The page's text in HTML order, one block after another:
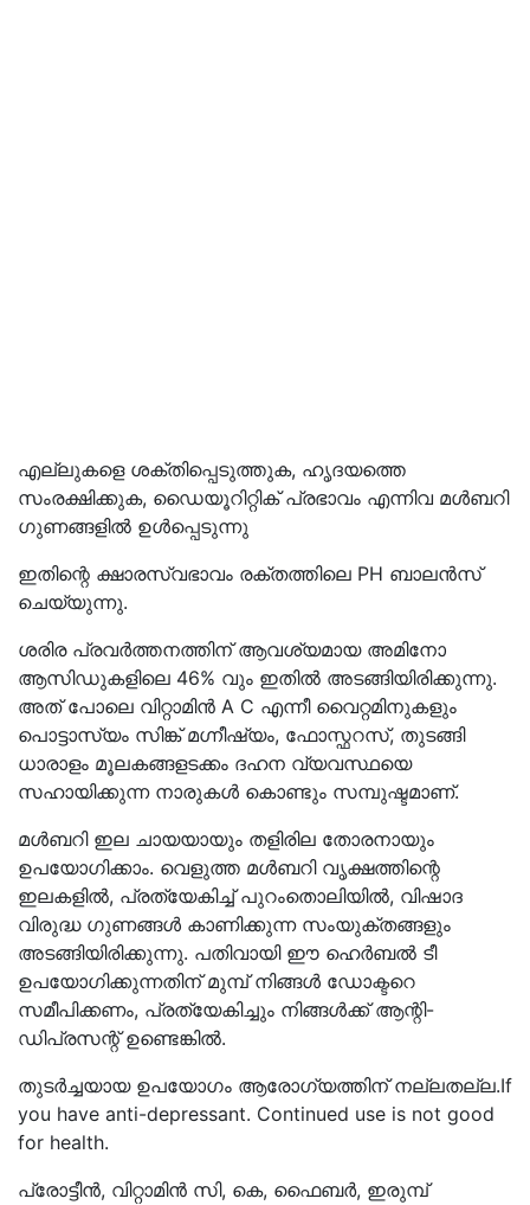
എല്ലുകളെ ശക്തിപ്പെടുത്തുക, ഹൃദയത്തെ
സംരക്ഷിക്കുക, ഡൈയൂറിറ്റിക് പ്രഭാവം എന്നിവ മൾബറി
ഗുണങ്ങളിൽ ഉൾപ്പെടുന്നു
ഇതിന്റെ ക്ഷാരസ്വഭാവം രക്തത്തിലെ PH ബാലൻസ്
ചെയ്യുന്നു.
ശരിര പ്രവർത്തനത്തിന് ആവശ്യമായ അമിനോ
ആസിഡുകളിലെ 46% വും ഇതിൽ അടങ്ങിയിരിക്കുന്നു.
അത് പോലെ വിറ്റാമിൻ A C എന്നീ വൈറ്റമിനുകളും
പൊട്ടാസ്യം സിങ്ക് മഗ്നീഷ്യം, ഫോസ്ഫറസ്, തുടങ്ങി
ധാരാളം മൂലകങ്ങളടക്കം ദഹന വ്യവസ്ഥയെ
സഹായിക്കുന്ന നാരുകൾ കൊണ്ടും സമ്പുഷ്ടമാണ്.
മൾബറി ഇല ചായയായും തളിരില തോരനായും
ഉപയോഗിക്കാം. വെളുത്ത മൾബറി വൃക്ഷത്തിന്റെ
ഇലകളിൽ, പ്രത്യേകിച്ച് പുറംതൊലിയിൽ, വിഷാദ
വിരുദ്ധ ഗുണങ്ങൾ കാണിക്കുന്ന സംയുക്തങ്ങളും
അടങ്ങിയിരിക്കുന്നു. പതിവായി ഈ ഹെർബൽ ടീ
ഉപയോഗിക്കുന്നതിന് മുമ്പ് നിങ്ങൾ ഡോക്ടറെ
സമീപിക്കണം, പ്രത്യേകിച്ചും നിങ്ങൾക്ക് ആന്റി-
ഡിപ്രസന്റ് ഉണ്ടെങ്കിൽ.
തുടർച്ചയായ ഉപയോഗം ആരോഗ്യത്തിന് നല്ലതല്ല.If
you have anti-depressant. Continued use is not good
for health.
പ്രോട്ടീൻ, വിറ്റാമിൻ സി, കെ, ഫൈബർ, ഇരുമ്പ്